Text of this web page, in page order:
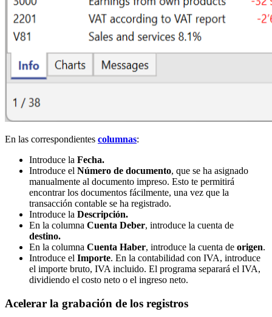
En las correspondientes columnas:
Introduce la Fecha.
Introduce el Número de documento, que se ha asignado
manualmente al documento impreso. Esto te permitirá
encontrar los documentos fácilmente, una vez que la
transacción contable se ha registrado.
Introduce la Descripción.
En la columna Cuenta Deber, introduce la cuenta de
destino.
En la columna Cuenta Haber, introduce la cuenta de origen.
Introduce el Importe. En la contabilidad con IVA, introduce
el importe bruto, IVA incluido. El programa separará el IVA,
dividiendo el costo neto o el ingreso neto.
Acelerar la grabación de los registros